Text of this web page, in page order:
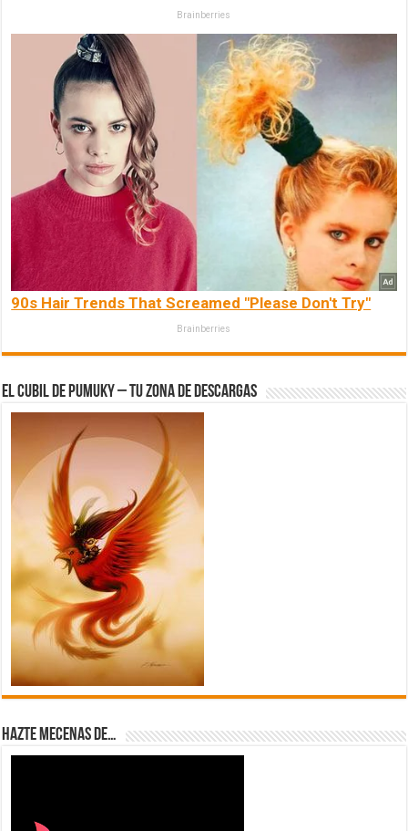
Brainberries
90s Hair Trends That Screamed "Please Don't Try"
Brainberries
El Cubil de Pumuky – Tu zona de Descargas
Hazte Mecenas de…